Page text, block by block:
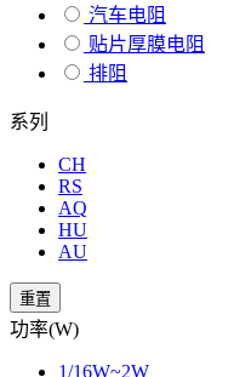
汽车电阻
贴片厚膜电阻
排阻
系列
CH
RS
AQ
HU
AU
重置
功率(W)
1/16W~2W